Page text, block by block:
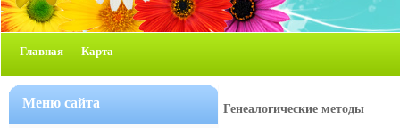
Главная Карта
Меню сайта Генеалогические методы